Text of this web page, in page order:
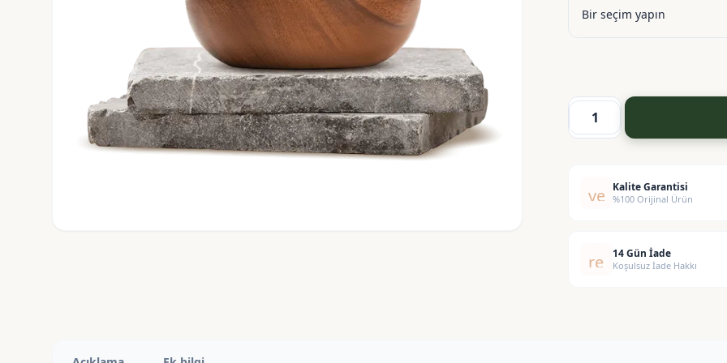
Doğal
Pigment
verified
Kalite Garantisi
%100 Orijinal Ürün
replay14 Gün İade
Koşulsuz İade Hakkı